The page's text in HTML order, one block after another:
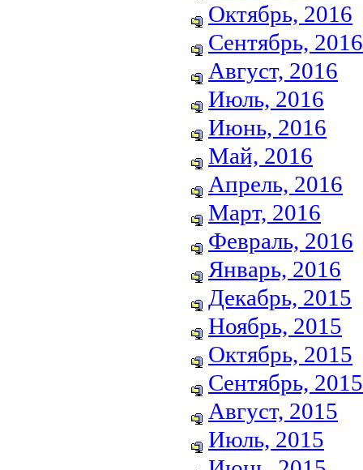
Октябрь, 2016
Сентябрь, 2016
Август, 2016
Июль, 2016
Июнь, 2016
Май, 2016
Апрель, 2016
Март, 2016
Февраль, 2016
Январь, 2016
Декабрь, 2015
Ноябрь, 2015
Октябрь, 2015
Сентябрь, 2015
Август, 2015
Июль, 2015